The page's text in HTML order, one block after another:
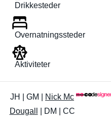
Drikkesteder
Overnatningssteder
Aktiviteter
JH | GM |
Nick Mc
Dougall
| DM | CC